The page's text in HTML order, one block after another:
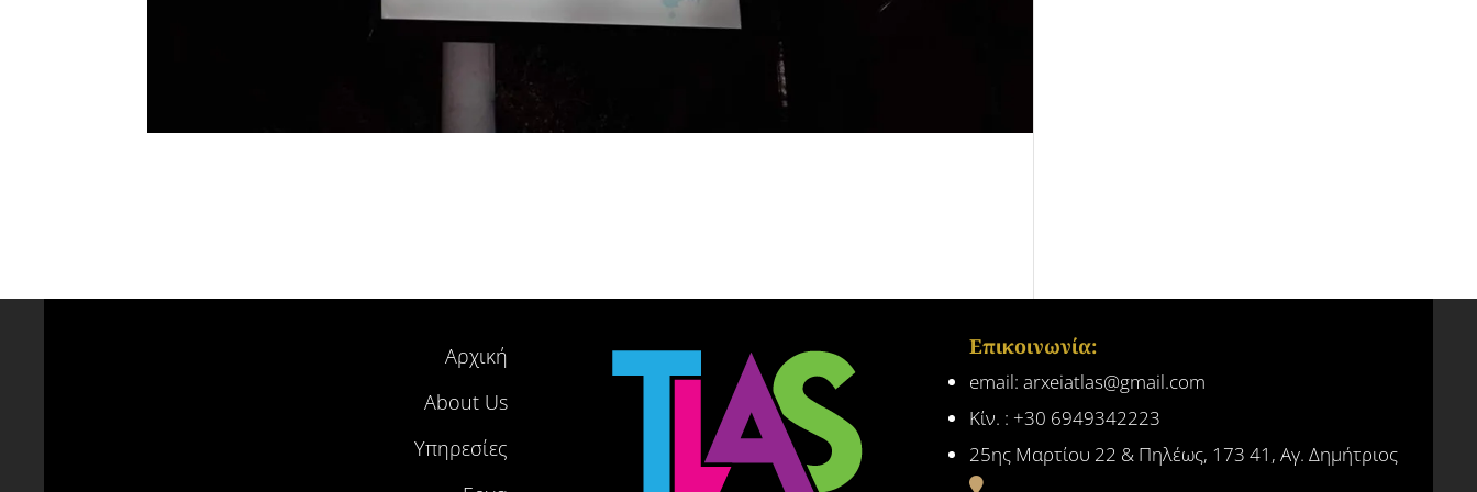
Αρχική
About Us
Υπηρεσίες
Επικοινωνία:
email: arxeiatlas@gmail.com
Κίν. : +30 6949342223
25ης Μαρτίου 22 & Πηλέως, 173 41, Αγ. Δημήτριος